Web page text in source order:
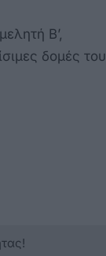
Β’,
δομές του